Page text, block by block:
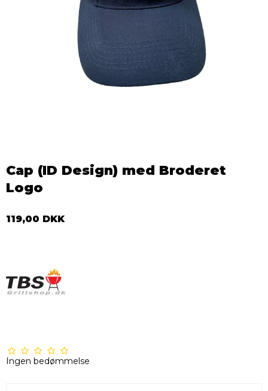
Cap (ID Design) med Broderet
Logo
119,00 DKK
Ingen bedømmelse